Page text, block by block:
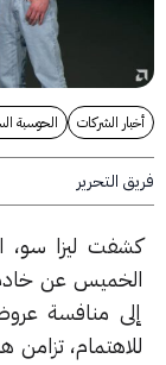
الشركات الحوسبة السحابية
تزامن هذا